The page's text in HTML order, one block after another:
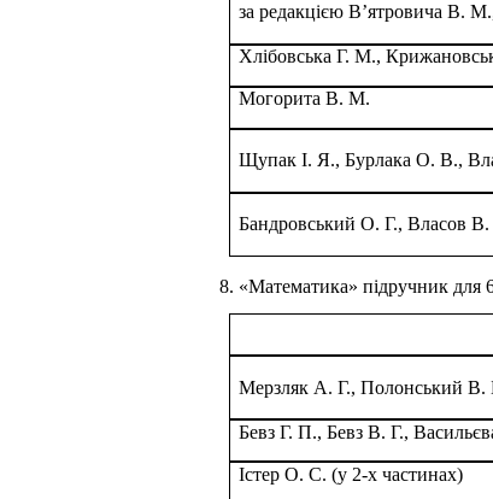
за редакцією В’ятровича В.
Хлібовська Г. М.,
Могорита В. М.
Щупак І. Я., Бурлака О. В.,
Бандровський О. Г., Власов
8. «Математика» підручник для 6
Мерзляк А. Г., Полонський В.
Бевз Г. П., Бевз В. Г.,
Істер О. С. (у 2-х частинах)